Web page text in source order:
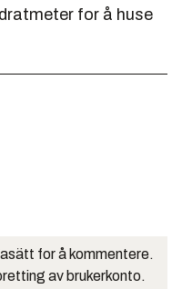
for å huse
for å kommentere.
av brukerkonto.